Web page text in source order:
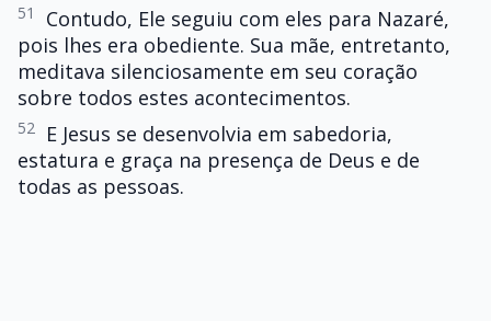
51
Contudo, Ele seguiu com eles para Nazaré,
pois lhes era obediente. Sua mãe, entretanto,
meditava silenciosamente em seu coração
sobre todos estes acontecimentos.
52
E Jesus se desenvolvia em sabedoria,
estatura e graça na presença de Deus e de
todas as pessoas.